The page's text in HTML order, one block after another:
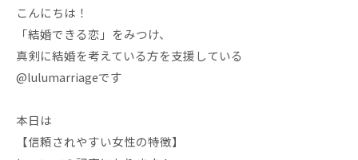
こんにちは！
「結婚できる恋」をみつけ、
真剣に結婚を考えている方を支援している
@lulumarriageです
本日は
【信頼されやすい女性の特徴】